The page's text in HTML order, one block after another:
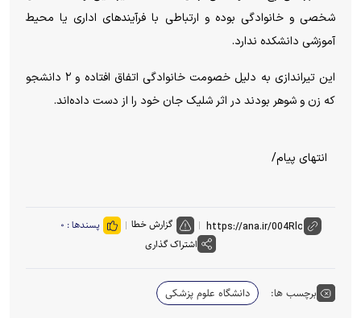
شخصی و خانوادگی بوده و ارتباطی با فرآیند‌های اداری یا محیط
آموزشی دانشکده ندارد.
این تیراندازی به دلیل خصومت خانوادگی اتفاق افتاده و ۲ دانشجو
که زن و شوهر بودند در اثر شلیک جان خود را از دست داده‌اند.
انتهای پیام/
گزارش خطا پسندها : ۰
اشتراک گذاری
برچسب ها: دانشگاه علوم پزشکی